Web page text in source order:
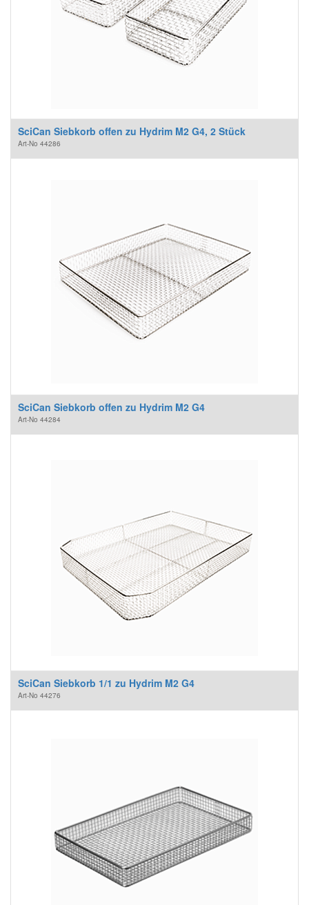
SciCan Siebkorb offen zu Hydrim M2 G4, 2 Stück
Art-No 44286
SciCan Siebkorb offen zu Hydrim M2 G4
Art-No 44284
SciCan Siebkorb 1/1 zu Hydrim M2 G4
Art-No 44276